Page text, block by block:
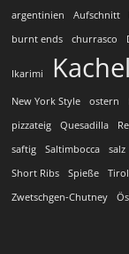
argentinien Aufschnitt
burnt ends
churrasco
Ikarimi
New York Style ostern
pizzateig
Quesadilla
saftig
Saltimbocca salz
Short Ribs
Spieße
Zwetschgen-Chutney